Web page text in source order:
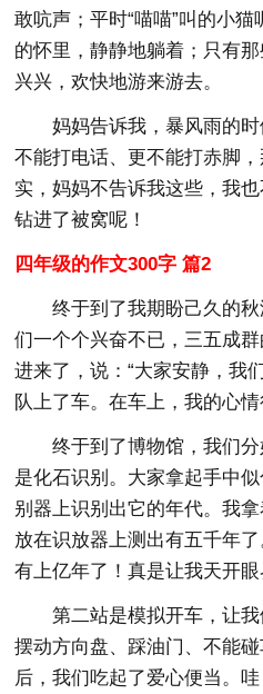
敢吭声；平时“喵喵”叫的小
的怀里，静静地躺着；只有
兴兴，欢快地游来游去。
妈妈告诉我，暴风雨的
不能打电话、更不能打赤脚
实，妈妈不告诉我这些，我
钻进了被窝呢！
四年级的作文300字 篇2
终于到了我期盼己久的
们一个个兴奋不已，三五成
进来了，说：“大家安静，我
队上了车。在车上，我的心情
终于到了博物馆，我们
是化石识别。大家拿起手中
别器上识别出它的年代。我
放在识放器上测出有五千年
有上亿年了！真是让我天开眼
第二站是模拟开车，让
摆动方向盘、踩油门、不能
后，我们吃起了爱心便当。